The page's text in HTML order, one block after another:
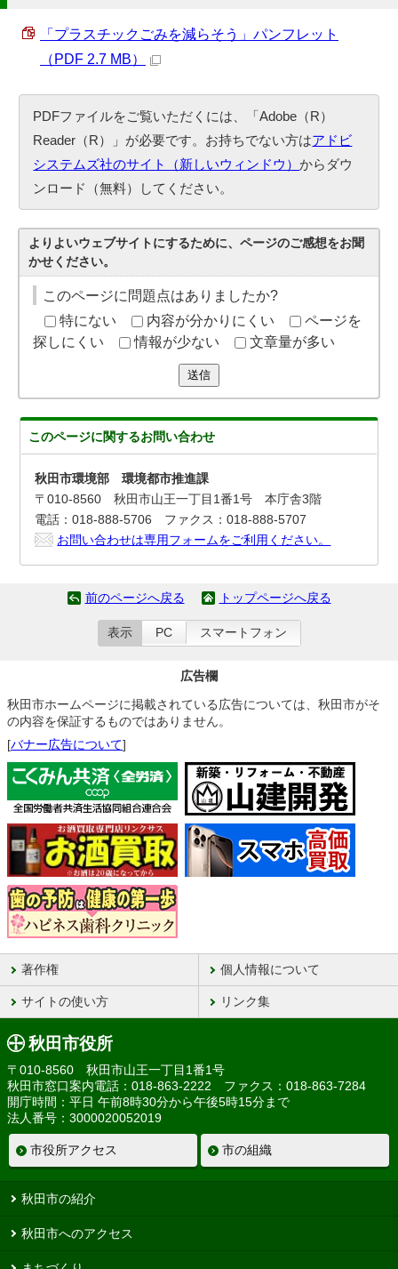
「プラスチックごみを減らそう」パンフレット
（PDF 2.7 MB）
PDFファイルをご覧いただくには、「Adobe（R）
Reader（R）」が必要です。お持ちでない方はアドビ
システムズ社のサイト（新しいウィンドウ）からダウ
ンロード（無料）してください。
よりよいウェブサイトにするために、ページのご感想をお聞
かせください。
このページに問題点はありましたか?
特にない
内容が分かりにくい
ページを
探しにくい
情報が少ない 文章量が多い
送信
このページに関するお問い合わせ
秋田市環境部 環境都市推進課
〒010-8560 秋田市山王一丁目1番1号 本庁舎3階
電話：018-888-5706 ファクス：018-888-5707
お問い合わせは専用フォームをご利用ください。
前のページへ戻る トップページへ戻る
表示 PC スマートフォン
広告欄
秋田市ホームページに掲載されている広告については、秋田市がそ
の内容を保証するものではありません。
[バナー広告について]
著作権 個人情報について
サイトの使い方 リンク集
秋田市役所
〒010-8560 秋田市山王一丁目1番1号
秋田市窓口案内電話：018-863-2222 ファクス：018-863-7284
開庁時間：平日 午前8時30分から午後5時15分まで
法人番号：3000020052019
市役所アクセス 市の組織
秋田市の紹介
秋田市へのアクセス